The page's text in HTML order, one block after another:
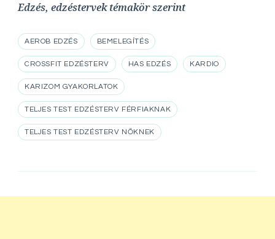
Edzés, edzéstervek témakör szerint
AEROB EDZÉS BEMELEGÍTÉS
CROSSFIT EDZÉSTERV HAS EDZÉS KARDIO
KARIZOM GYAKORLATOK
TELJES TEST EDZÉSTERV FÉRFIAKNAK
TELJES TEST EDZÉSTERV NŐKNEK